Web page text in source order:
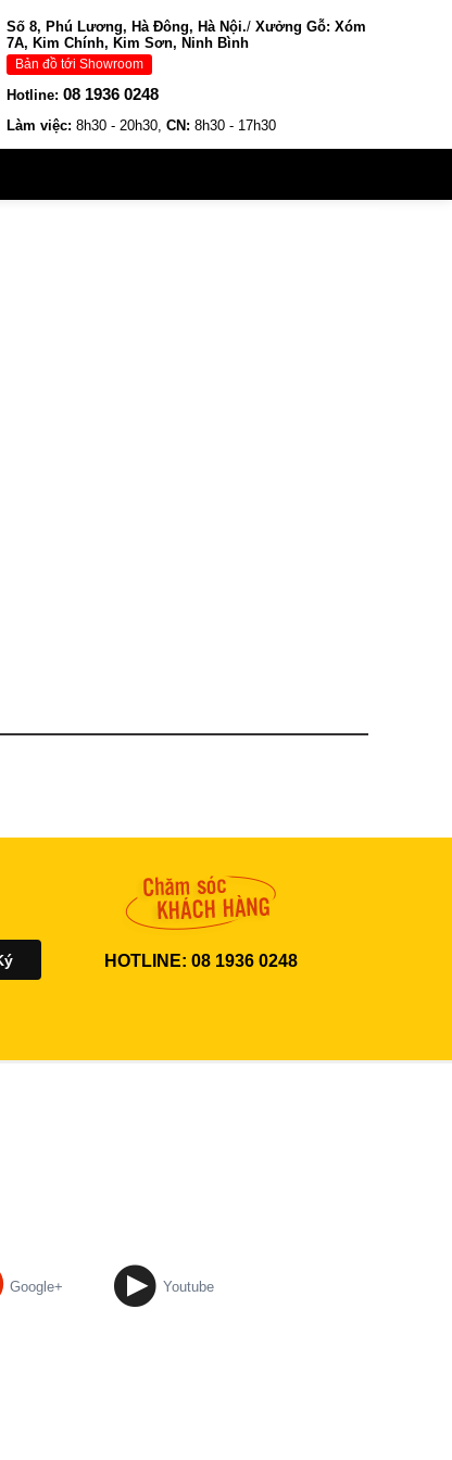
Số 8, Phú Lương, Hà Đông, Hà Nội./ Xưởng Gỗ: Xóm
7A, Kim Chính, Kim Sơn, Ninh Bình
Bản đồ tới Showroom
Hotline: 08 1936 0248
Làm việc: 8h30 - 20h30, CN: 8h30 - 17h30
HOTLINE: 08 1936 0248
Google+ Youtube